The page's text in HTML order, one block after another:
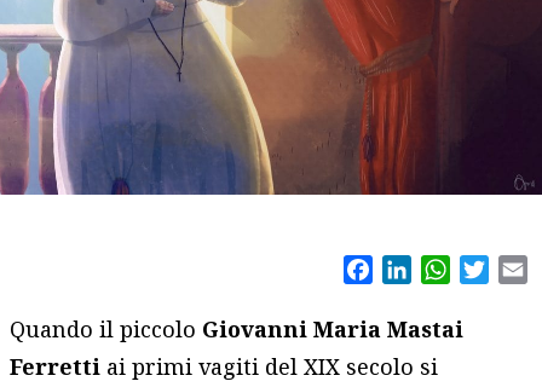
FacebookLinkedIn
Quando il piccolo Giovanni Maria Mastai
Ferretti ai primi vagiti del XIX secolo si